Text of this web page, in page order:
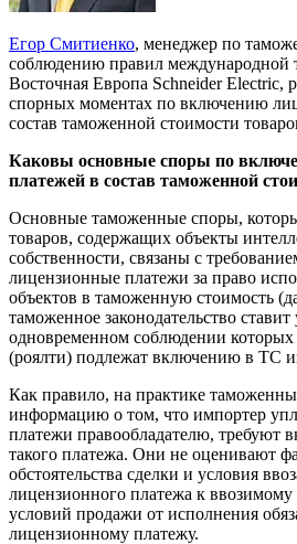
Егор Смитиенко, менеджер по
соблюдению правил международной
Восточная Европа Schneider Electric,
спорных моментах по включению
состав таможенной стоимости
Каковы основные споры по
платежей в состав таможенной
Основные таможенные споры,
товаров, содержащих объекты
собственности, связаны с
лицензионные платежи за право
объектов в таможенную стоимость
таможенное законодательство
одновременном соблюдении
(роялти) подлежат включению в ТС
Как правило, на практике
информацию о том, что импортер
платежи правообладателю, требуют
такого платежа. Они не оценивают
обстоятельства сделки и условия
лицензионного платежа к ввозимому
условий продажи от исполнения
лицензионному платежу.